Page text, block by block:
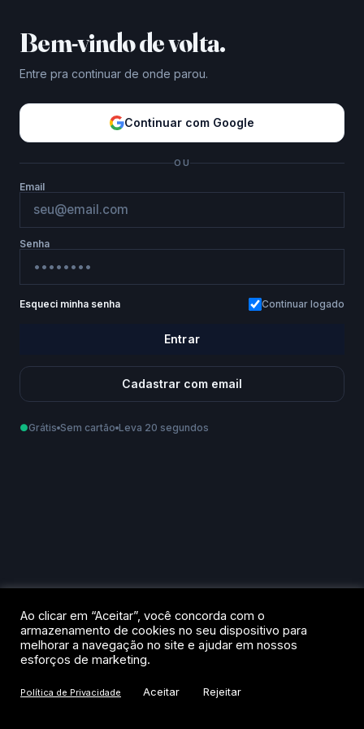
Bem-vindo de volta.
Entre pra continuar de onde parou.
Continuar com Google
OU
Email
Senha
Esqueci minha senha Continuar logado
Entrar
Cadastrar com email
Como podemos te chamar?
Privacidade.
Criar conta
●Grátis Sem cartão Leva 20 segundos
Ao clicar em “Aceitar”, você concorda com o
armazenamento de cookies no seu dispositivo para
melhorar a navegação no site e ajudar em nossos
esforços de marketing.
Política de Privacidade Aceitar Rejeitar